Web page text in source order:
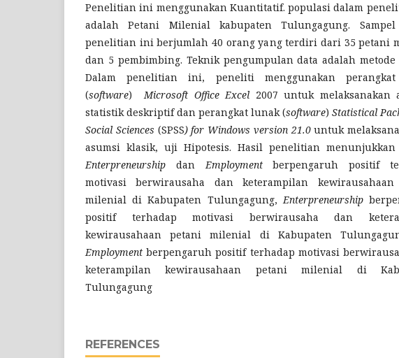
Penelitian ini menggunakan Kuantitatif. populasi dalam
adalah Petani Milenial kabupaten Tulungagung.
penelitian ini berjumlah 40 orang yang terdiri dari 35 petani
dan 5 pembimbing. Teknik pengumpulan data adalah metode
Dalam penelitian ini, peneliti menggunakan
(software)Microsoft Office Excel 2007 untuk melaksanakan
statistik deskriptif dan perangkat lunak (software) Statistical
Social Sciences (SPSS) for Windows version 21.0untuk
asumsi klasik, uji Hipotesis. Hasil penelitian menunjukkan
Enterpreneurship danEmploymentberpengaruh positif
motivasi berwirausaha dan keterampilan
milenial di Kabupaten Tulungagung,Enterpreneurship
positif terhadap motivasi berwirausaha dan
kewirausahaan petani milenial di Kabupaten
Employment berpengaruh positif terhadap motivasi
keterampilan kewirausahaan petani milenial di
Tulungagung
REFERENCES